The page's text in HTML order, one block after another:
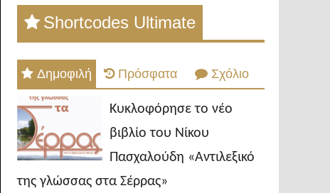
Shortcodes Ultimate
Δημοφιλή Πρόσφατα Σχόλιο
Κυκλοφόρησε το νέο
βιβλίο του Νίκου
Πασχαλούδη «Αντιλεξικό
της γλώσσας στα Σέρρας»